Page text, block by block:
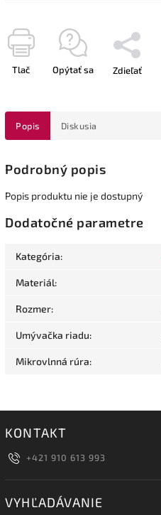
Tlač Opýtať sa Zdieľať
Popis Diskusia
Podrobný popis
Popis produktu nie je dostupný
Dodatočné parametre
Kategória:
Materiál:
Rozmer:
Umývačka riadu:
Mikrovlnná rúra:
KONTAKT
+421 910 613 993
VYHĽADÁVANIE